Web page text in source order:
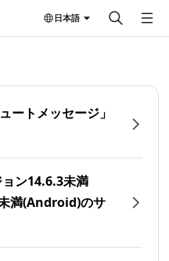
日本語
ートメッセージ」
ョン14.6.3未満
満(Android)のサ